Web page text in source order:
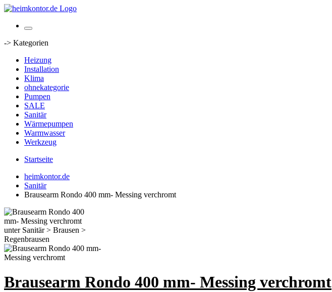
-> Kategorien
Heizung
Installation
Klima
ohnekategorie
Pumpen
SALE
Sanitär
Wärmepumpen
Warmwasser
Werkzeug
Startseite
heimkontor.de
Sanitär
Brausearm Rondo 400 mm- Messing verchromt
Brausearm Rondo 400 mm- Messing verchromt